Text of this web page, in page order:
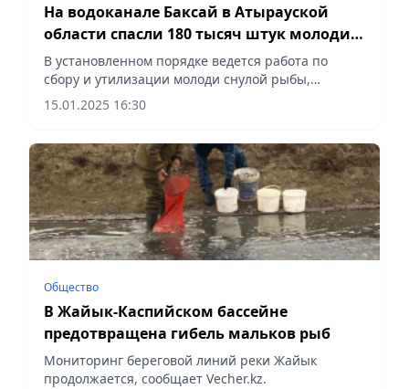
На водоканале Баксай в Атырауской
области спасли 180 тысяч штук молоди
рыб
В установленном порядке ведется работа по
сбору и утилизации молоди снулой рыбы,
сообщает Vecher.kz.
15.01.2025 16:30
Общество
В Жайык-Каспийском бассейне
предотвращена гибель мальков рыб
Мониторинг береговой линий реки Жайык
продолжается, сообщает Vecher.kz.